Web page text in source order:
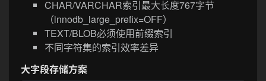
CHAR/VARCHAR索引最大长度767字节
（innodb_large_prefix=OFF）
TEXT/BLOB必须使用前缀索引
不同字符集的索引效率差异
大字段存储方案